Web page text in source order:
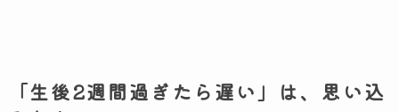
「生後2週間過ぎたら遅い」は、思い込